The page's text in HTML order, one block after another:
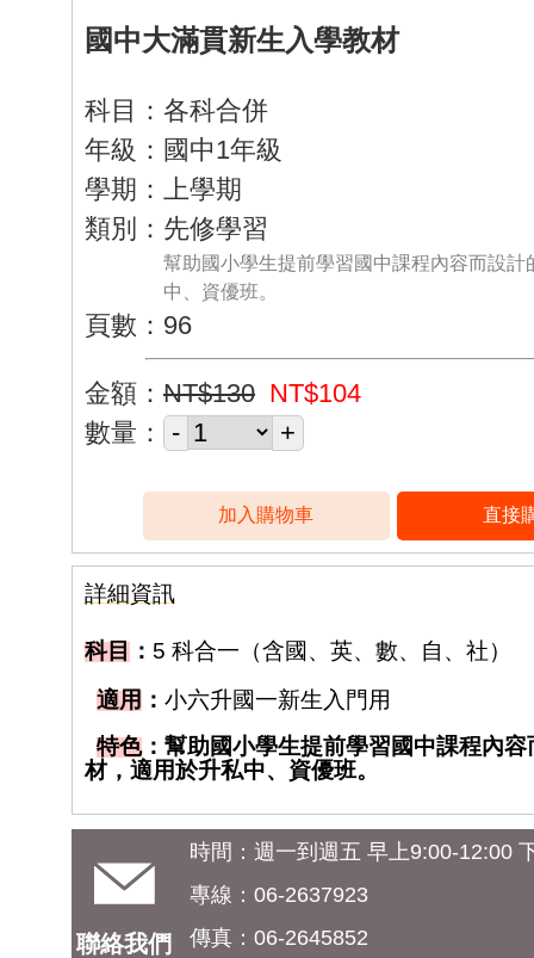
國中大滿貫新生入學教材
科目：各科合併
年級：國中1年級
學期：上學期
類別：先修學習
幫助國小學生提前學習國中課程內容而設計
中、資優班。
頁數：96
金額： NT$130 NT$104
數量：
詳細資訊
科目 ： 5 科合一（含國、英、數、自、社）
適用 ： 小六升國一新生入門用
特色： 幫助國小學生提前學習國中課程內容
材，適用於升私中、資優班。
聯絡我們
時間：週一到週五 早上9:00-12:00
專線：06-2637923
傳真：06-2645852